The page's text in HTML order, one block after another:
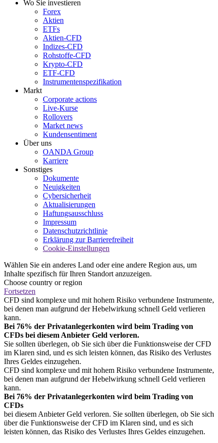
Wo Sie investieren
Forex
Aktien
ETFs
Aktien-CFD
Indizes-CFD
Rohstoffe-CFD
Krypto-CFD
ETF-CFD
Instrumentenspezifikation
Markt
Corporate actions
Live-Kurse
Rollovers
Market news
Kundensentiment
Über uns
OANDA Group
Karriere
Sonstiges
Dokumente
Neuigkeiten
Cybersicherheit
Aktualisierungen
Haftungsausschluss
Impressum
Datenschutzrichtlinie
Erklärung zur Barrierefreiheit
Cookie-Einstellungen
Wählen Sie ein anderes Land oder eine andere Region aus, um
Inhalte spezifisch für Ihren Standort anzuzeigen.
Choose country or region
Fortsetzen
CFD sind komplexe und mit hohem Risiko verbundene Instrumente,
bei denen man aufgrund der Hebelwirkung schnell Geld verlieren
kann.
Bei 76% der Privatanlegerkonten wird beim Trading von
CFDs bei diesem Anbieter Geld verloren.
Sie sollten überlegen, ob Sie sich über die Funktionsweise der CFD
im Klaren sind, und es sich leisten können, das Risiko des Verlustes
Ihres Geldes einzugehen.
CFD sind komplexe und mit hohem Risiko verbundene Instrumente,
bei denen man aufgrund der Hebelwirkung schnell Geld verlieren
kann.
Bei 76% der Privatanlegerkonten wird beim Trading von
CFDs
bei diesem Anbieter Geld verloren. Sie sollten überlegen, ob Sie sich
über die Funktionsweise der CFD im Klaren sind, und es sich
leisten können, das Risiko des Verlustes Ihres Geldes einzugehen.